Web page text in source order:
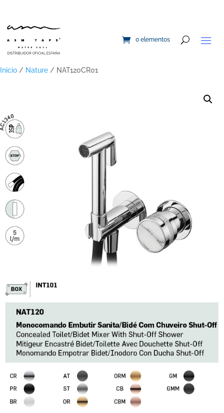
0 elementos
Inicio / Nature / NAT120CR01